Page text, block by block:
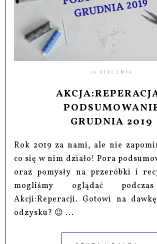
19 STYCZNIA
GRUDNIA 2019
Rok 2019 za nami, ale nie
co się w nim działo! Pora
oraz pomysły na przeróbki i
mogliśmy oglądać
Akcji:Reperacji. Gotowi na
odzysku? 😉 ...